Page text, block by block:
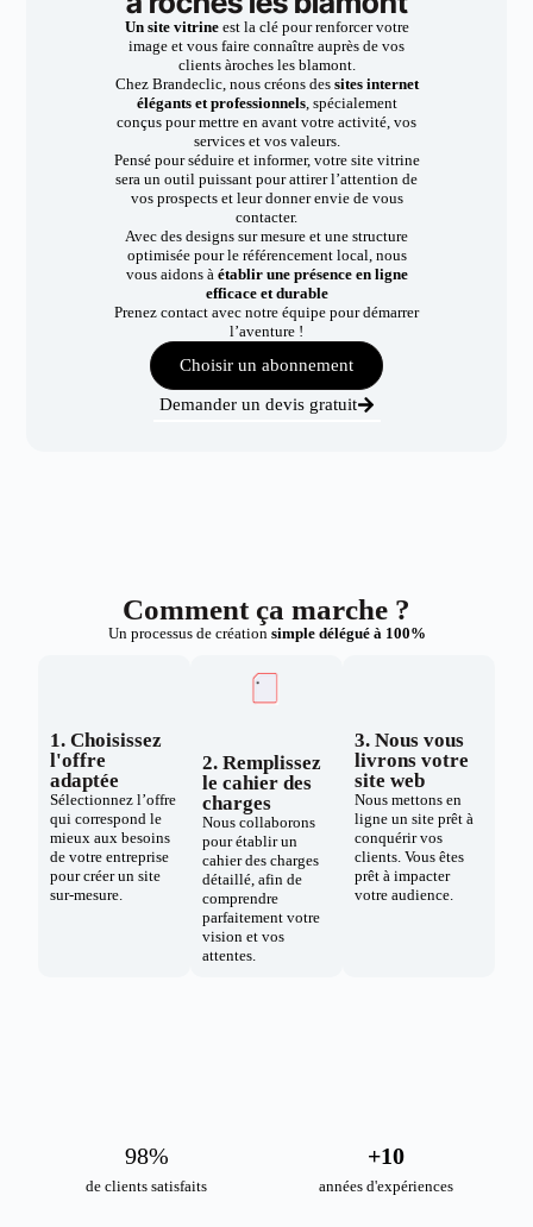
Un site vitrineest la clé pour renforcer votre
image et vous faire connaître auprès de vos
clients àroches les blamont.
Chez Brandeclic, nous créons dessites internet
élégants et professionnels, spécialement
conçus pour mettre en avant votre activité, vos
services et vos valeurs.
Pensé pour séduire et informer, votre site vitrine
sera un outil puissant pour attirer l’attention de
vos prospects et leur donner envie de vous
contacter.
Avec des designs sur mesure et une structure
optimisée pour le référencement local, nous
vous aidons à établir une présence en ligne
efficace et durable
Prenez contact avec notre équipe pour démarrer
l’aventure !
Choisir un abonnement
Demander un devis gratuit
Comment ça marche ?
Un processus de création simple délégué à 100%
1. Choisissez
l'offre
adaptée
Sélectionnez l’offre
qui correspond le
mieux aux besoins
de votre entreprise
pour créer un site
sur-mesure.
2. Remplissez
le cahier des
charges
Nous collaborons
pour établir un
cahier des charges
détaillé, afin de
comprendre
parfaitement votre
vision et vos
attentes.
3. Nous vous
livrons votre
site web
Nous mettons en
ligne un site prêt à
conquérir vos
clients. Vous êtes
prêt à impacter
votre audience.
de clients satisfaits
98%
années d'expériences
+10